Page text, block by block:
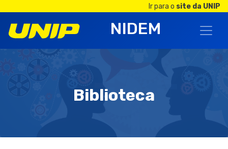
Ir para o site da UNIP
NIDEM
Biblioteca